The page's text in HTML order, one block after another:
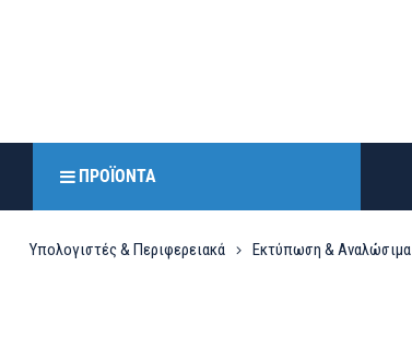
ΠΡΟΪΌΝΤΑ
Υπολογιστές & Περιφερειακά Εκτύπωση & Αναλώσιμα